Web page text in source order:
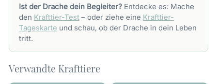
Ist der Drache dein Begleiter? Entdecke es: Mache
den Krafttier-Test – oder ziehe eine Krafttier-
Tageskarte und schau, ob der Drache in dein Leben
tritt.
Verwandte Krafttiere